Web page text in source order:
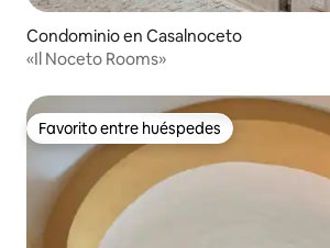
Condominio en Casalnoceto
«Il Noceto Rooms»
Favorito entre huéspedes
Favorito entre huéspedes